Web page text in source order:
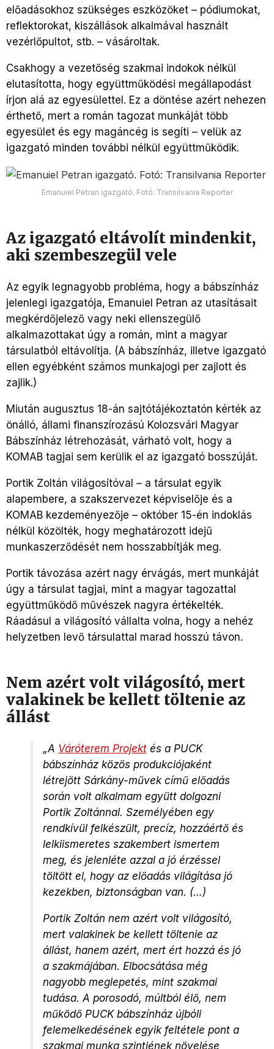
előadásokhoz szükséges eszközöket – pódiumokat,
reflektorokat, kiszállások alkalmával használt
vezérlőpultot, stb. – vásároltak.
Csakhogy a vezetőség szakmai indokok nélkül
elutasította, hogy együttműködési megállapodást
írjon alá az egyesülettel. Ez a döntése azért nehezen
érthető, mert a román tagozat munkáját több
egyesület és egy magáncég is segíti – velük az
igazgató minden további nélkül együttműködik.
Emanuiel Petran igazgató. Fotó: Transilvania Reporter
Az igazgató eltávolít mindenkit,
aki szembeszegül vele
Az egyik legnagyobb probléma, hogy a bábszínház
jelenlegi igazgatója, Emanuiel Petran az utasításait
megkérdőjelező vagy neki ellenszegülő
alkalmazottakat úgy a román, mint a magyar
társulatból eltávolítja. (A bábszínház, illetve igazgató
ellen egyébként számos munkajogi per zajlott és
zajlik.)
Miután augusztus 18-án sajtótájékoztatón kérték az
önálló, állami finanszírozású Kolozsvári Magyar
Bábszínház létrehozását, várható volt, hogy a
KOMAB tagjai sem kerülik el az igazgató bosszúját.
Portik Zoltán világosítóval – a társulat egyik
alapembere, a szakszervezet képviselője és a
KOMAB kezdeményezője – október 15-én indoklás
nélkül közölték, hogy meghatározott idejű
munkaszerződését nem hosszabbítják meg.
Portik távozása azért nagy érvágás, mert munkáját
úgy a társulat tagjai, mint a magyar tagozattal
együttműködő művészek nagyra értékelték.
Ráadásul a világosító vállalta volna, hogy a nehéz
helyzetben levő társulattal marad hosszú távon.
Nem azért volt világosító, mert
valakinek be kellett töltenie az
állást
„A Váróterem Projekt és a PUCK
bábszínház közös produkciójaként
létrejött Sárkány-művek című előadás
során volt alkalmam együtt dolgozni
Portik Zoltánnal. Személyében egy
rendkívül felkészült, precíz, hozzáértő és
lelkiismeretes szakembert ismertem
meg, és jelenléte azzal a jó érzéssel
töltött el, hogy az előadás világítása jó
kezekben, biztonságban van. (…)
Portik Zoltán nem azért volt világosító,
mert valakinek be kellett töltenie az
állást, hanem azért, mert ért hozzá és jó
a szakmájában. Elbocsátása még
nagyobb meglepetés, mint szakmai
tudása. A porosodó, múltból élő, nem
működő PUCK bábszínház újbóli
felemelkedésének egyik feltétele pont a
szakmai munka szintjének növelése